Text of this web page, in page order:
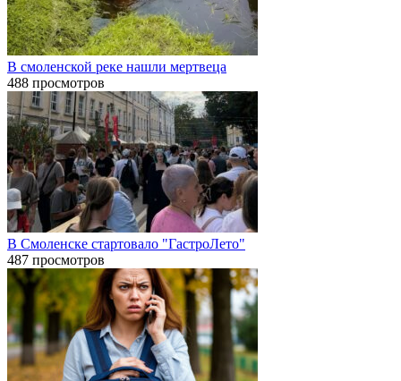
В смоленской реке нашли мертвеца
488 просмотров
В Смоленске стартовало "ГастроЛето"
487 просмотров